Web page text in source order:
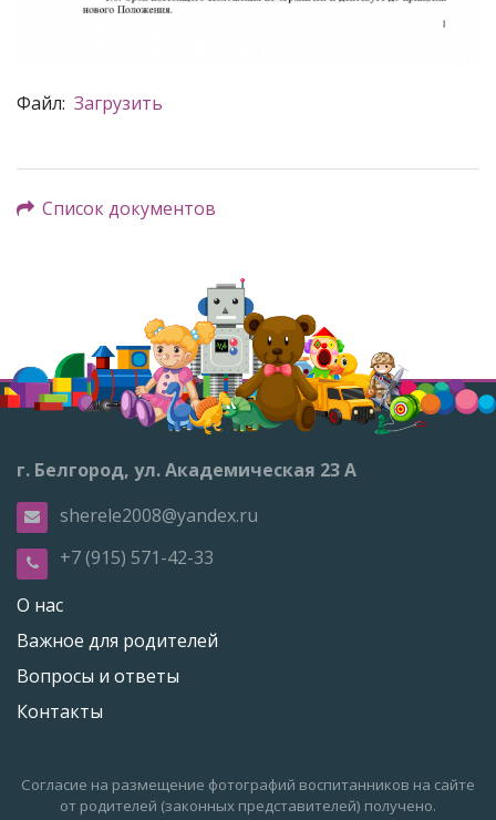
Файл: Загрузить
Список документов
г. Белгород, ул. Академическая 23 А
sherele2008@yandex.ru
+7 (915) 571-42-33
О нас
Важное для родителей
Вопросы и ответы
Контакты
Согласие на размещение фотографий воспитанников на сайте
от родителей (законных представителей) получено.